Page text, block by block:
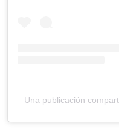
Una publicación